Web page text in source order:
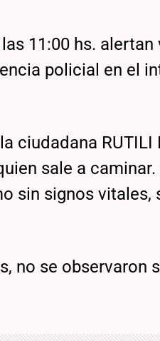
11:00 hs. alertan
policial en el
ciudadana RUTILI
sale a caminar.
sin signos vitales,
no se observaron